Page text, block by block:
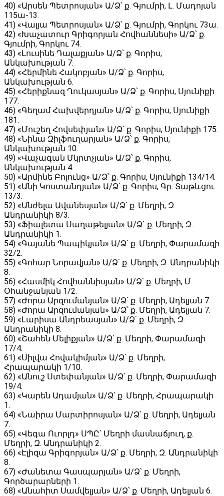
40) «Արսեն Պետրոսյան» Ա/Ձ՝ ք. Գյումրի, Լ. Մադոյան
115ա-13․
41) «Վալյա Պետրոսյան» Ա/Ձ՝ ք. Գյումրի, Գորկու 73ա․
42) «Խաչատուր Գրիգորյան Հովհաննեսի» Ա/Ձ՝ ք.
Գյումրի, Գորկու 74․
43) «Լուսինե Դալաքյան» Ա/Ձ՝ ք. Գորիս,
Անկախության 7․
44) «Հերմինե Հակոբյան» Ա/Ձ՝ ք. Գորիս,
Անկախության 6․
45) «Հերիքնազ Ղուկասյան» Ա/Ձ՝ ք. Գորիս, Սյունիքի
177․
46) «Գեղամ Հախվերդյան» Ա/Ձ՝ ք. Գորիս, Սյունիքի
181․
47) «Մուշեղ Հովսեփյան» Ա/Ձ՝ ք. Գորիս, Սյունիքի 175․
48) «Նինա Զիլֆուղարյան» Ա/Ձ՝ ք. Գորիս,
Անկախության 10․
49) «Վաչագան Մկրտչյան» Ա/Ձ՝ ք. Գորիս,
Անկախության 4․
50) «Արմինե Բոլունց» Ա/Ձ՝ ք. Գորիս, Սյունիքի 134/14․
51) «Անի Կոստանդյան» Ա/Ձ՝ ք. Գորիս, Գր. Տաթևցու
13/3․
52) «Անժելա Ավանեսյան» Ա/Ձ՝ ք. Մեղրի, Զ.
Անդրանիկի 8/3.
53) «Ֆիալետա Սաղաթելյան» Ա/Ձ` ք. Մեղրի, Զ.
Անդրանիկի 1.
54) «Գայանե Պապիկյան» Ա/Ձ՝ ք. Մեղրի, Փարամազի
32/2.
55) «Գոհար Նորավյան» Ա/Ձ՝ ք. Մեղրի, Զ. Անդրանիկի
8.
56) «Հասմիկ Հովհաննիսյան» Ա/Ձ՝ ք. Մեղրի, Մ.
Օհանջանյան 1/2.
57) «Ժորա Արզումանյան» Ա/Ձ՝ ք. Մեղրի, Ադելյան 7.
58) «Ժորա Արզումանյան» Ա/Ձ՝ ք. Մեղրի, Ադելյան 7.
59) «Լարիսա Անդրեասյան» Ա/Ձ՝ ք. Մեղրի, Զ.
Անդրանիկի 8.
60) «Շահեն Մելիքյան» Ա/Ձ՝ ք. Մեղրի, Փարամազի
17/4.
61) «Սիլվա Հովակիմյան» Ա/Ձ՝ ք. Մեղրի,
Հրապարակի 1/10.
62) «Անուշ Ստեփանյան» Ա/Ձ՝ ք. Մեղրի, Փարամազի
19/4.
63) «Կարեն Ադամյան» Ա/Ձ՝ ք. Մեղրի, Հրապարակի
1.
64) «Նաիրա Մարտիրոսյան» Ա/Ձ՝ ք. Մեղրի, Ադելյան
7.
65) «Վեգա Ուորլդ» ՍՊԸ՝ Մեղրի մասնաճյուղ, ք.
Մեղրի, Զ. Անդրանիկի 2.
66) «Էլիզա Գրիգորյան» Ա/Ձ՝ ք. Մեղրի, Զ. Անդրանիկի
8.
67) «Ժանետա Գասպարյան» Ա/Ձ՝ ք. Մեղրի,
Գործարարների 1.
68) «Անահիտ Սամվելյան» Ա/Ձ՝ ք. Մեղրի, Ադելյան 6.